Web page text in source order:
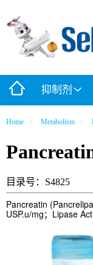
抑制剂
Home Metabolism
目录号：S4825
Pancreatin
USP.u/mg；Lipase